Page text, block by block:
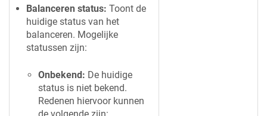
Balanceren status: Toont de
huidige status van het
balanceren. Mogelijke
statussen zijn:
Onbekend: De huidige
status is niet bekend.
Redenen hiervoor kunnen